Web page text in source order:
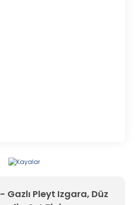
Gazlı Pleyt Izgara, Düz